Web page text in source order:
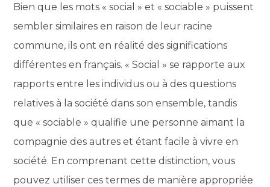
Bien que les mots « social » et « sociable » puissent
sembler similaires en raison de leur racine
commune, ils ont en réalité des significations
différentes en français. « Social » se rapporte aux
rapports entre les individus ou à des questions
relatives à la société dans son ensemble, tandis
que « sociable » qualifie une personne aimant la
compagnie des autres et étant facile à vivre en
société. En comprenant cette distinction, vous
pouvez utiliser ces termes de manière appropriée